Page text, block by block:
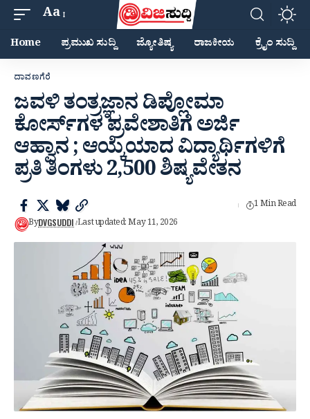
Aa
Home ಪ್ರಮುಖ ಸುದ್ದಿ ಜ್ಯೋತಿಷ್ಯ ರಾಜಕೀಯ ಕ್ರೈಂ ಸುದ್ದಿ
ದಾವಣಗೆರೆ
ಜವಳಿ ತಂತ್ರಜ್ಞಾನ ಡಿಪ್ಲೋಮಾ
ಕೋರ್ಸ್‌ಗಳ ಪ್ರವೇಶಾತಿಗೆ ಅರ್ಜಿ
ಆಹ್ವಾನ ; ಆಯ್ಕೆಯಾದ ವಿದ್ಯಾರ್ಥಿಗಳಿಗೆ
ಪ್ರತಿ ತಿಂಗಳು 2,500 ಶಿಷ್ಯವೇತನ
ByDVGSUDDI Last updated: May 11, 2026
1 Min Read